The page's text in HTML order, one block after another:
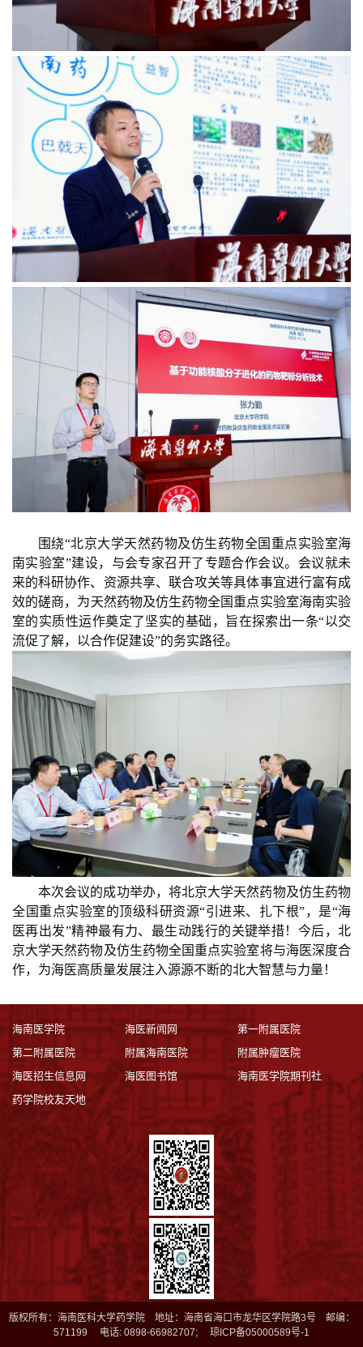
围绕“北京大学天然药物及仿生药物全国重点实验室海
南实验室”建设，与会专家召开了专题合作会议。会议就未
来的科研协作、资源共享、联合攻关等具体事宜进行富有成
效的磋商， 为天然药物及仿生药物全国重点实验室海南实验
室的实质性运作奠定了坚实的基础， 旨在探索出一条“以交
流促了解，以合作促建设”的务实路径。
本次会议的成功举办，将北京大学天然药物及仿生药物
全国重点实验室的顶级科研资源“引进来、扎下根”， 是“海
医再出发”精神最有力、最生动践行的关键举措！今后，北
京大学天然药物及仿生药物全国重点实验室将与海医深度合
作，为海医高质量发展注入源源不断的北大智慧与力量！
海南医学院 海医新闻网
第一附属医院
第二附属医院
附属海南医院
附属肿瘤医院
海医招生信息网
海医图书馆
海南医学院期刊社
药学院校友天地
版权所有：海南医科大学药学院 地址：海南省海口市龙华区学院路3号 邮编：
571199 电话: 0898-66982707; 琼ICP备05000589号-1